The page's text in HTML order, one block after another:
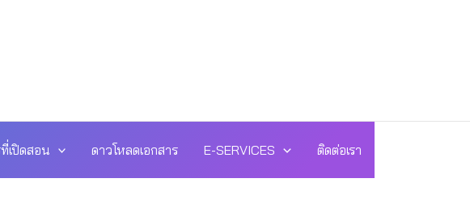
เปิดสอน ดาวโหลดเอกสาร E-SERVICES ติดต่อเรา